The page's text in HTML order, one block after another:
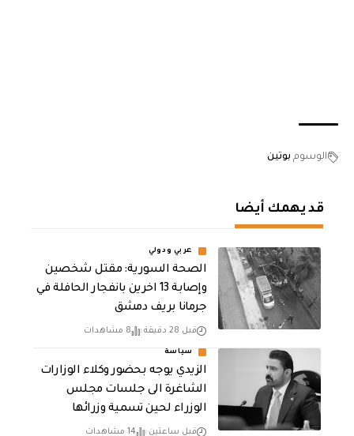
الوسوم بوتين
قد يهمك أيضا
عربي ودولي
الصحة السورية: مقتل شخصين
وإصابة 13 اخرين بانفجار الحافلة في
جرمانا بريف دمشق
قبل 28 دقيقة 8 مشاهدات
سياسة
الزيدي يوجه بحضور وكلاء الوزارات
الشاغرة الى جلسات مجلس
الوزراء لحين تسمية وزرائها
قبل ساعتين 14 مشاهدات